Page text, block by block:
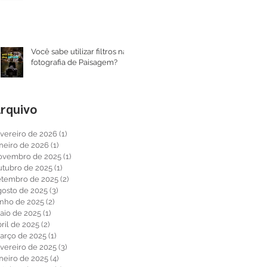
Você sabe utilizar filtros na
fotografia de Paisagem?
de 2026 (1)
de 2026(1)
de 2025(1)
de 2025 (1)
de 2025 (2)
de 2025 (3)
de 2025 (2)
de 2025(1)
de 2025 (2)
de 2025(1)
de 2025 (3)
de 2025(4)